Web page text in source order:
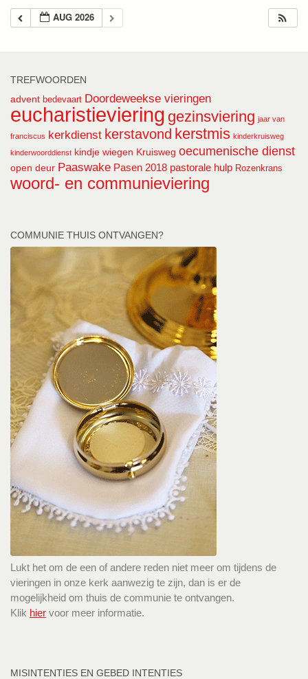
AUG 2026
TREFWOORDEN
advent bedevaart Doordeweekse vieringen
eucharistieviering gezinsviering jaar van
franciscus kerkdienst kerstavond kerstmis kinderkruisweg
kinderwoorddienst kindje wiegen Kruisweg oecumenische dienst
open deur Paaswake Pasen 2018 pastorale hulp Rozenkrans
woord- en communieviering
COMMUNIE THUIS ONTVANGEN?
Lukt het om de een of andere reden niet meer om tijdens de
vieringen in onze kerk aanwezig te zijn, dan is er de
mogelijkheid om thuis de communie te ontvangen.
Klik hier voor meer informatie.
MISINTENTIES EN GEBED INTENTIES